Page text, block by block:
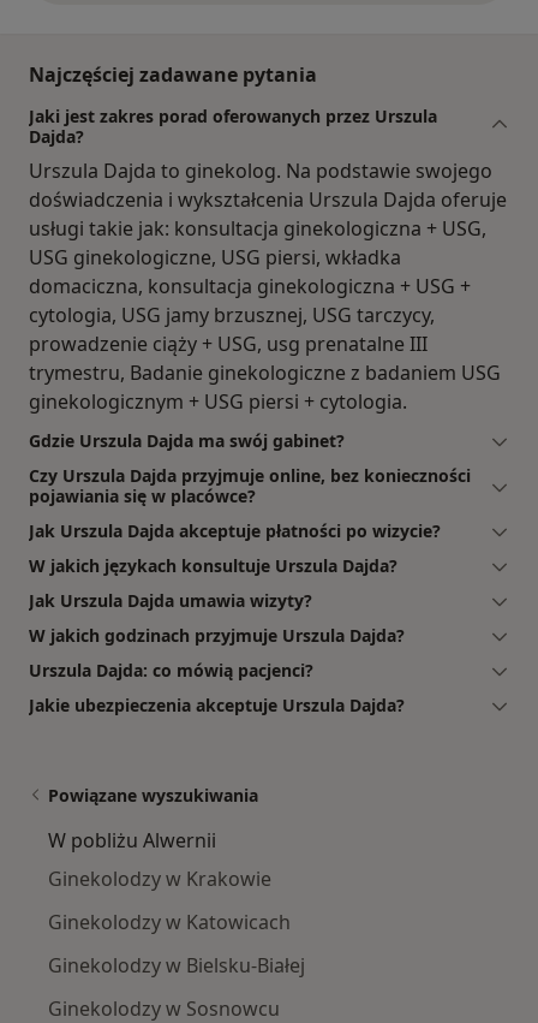
Najczęściej zadawane pytania
Jaki jest zakres porad oferowanych przez Urszula
Dajda?
Urszula Dajda to ginekolog. Na podstawie swojego
doświadczenia i wykształcenia Urszula Dajda oferuje
usługi takie jak: konsultacja ginekologiczna + USG,
USG ginekologiczne, USG piersi, wkładka
domaciczna, konsultacja ginekologiczna + USG +
cytologia, USG jamy brzusznej, USG tarczycy,
prowadzenie ciąży + USG, usg prenatalne III
trymestru, Badanie ginekologiczne z badaniem USG
ginekologicznym + USG piersi + cytologia.
Gdzie Urszula Dajda ma swój gabinet?
Czy Urszula Dajda przyjmuje online, bez konieczności
pojawiania się w placówce?
Jak Urszula Dajda akceptuje płatności po wizycie?
W jakich językach konsultuje Urszula Dajda?
Jak Urszula Dajda umawia wizyty?
W jakich godzinach przyjmuje Urszula Dajda?
Urszula Dajda: co mówią pacjenci?
Jakie ubezpieczenia akceptuje Urszula Dajda?
Powiązane wyszukiwania
W pobliżu Alwernii
Ginekolodzy w Krakowie
Ginekolodzy w Katowicach
Ginekolodzy w Bielsku-Białej
Ginekolodzy w Sosnowcu